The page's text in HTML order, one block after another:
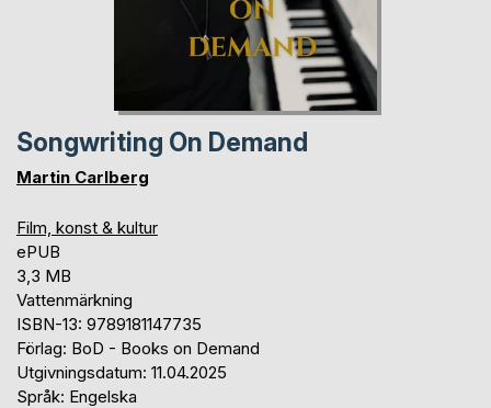
Songwriting On Demand
Martin Carlberg
Film, konst & kultur
ePUB
3,3 MB
Vattenmärkning
ISBN-13: 9789181147735
Förlag: BoD - Books on Demand
Utgivningsdatum: 11.04.2025
Språk: Engelska